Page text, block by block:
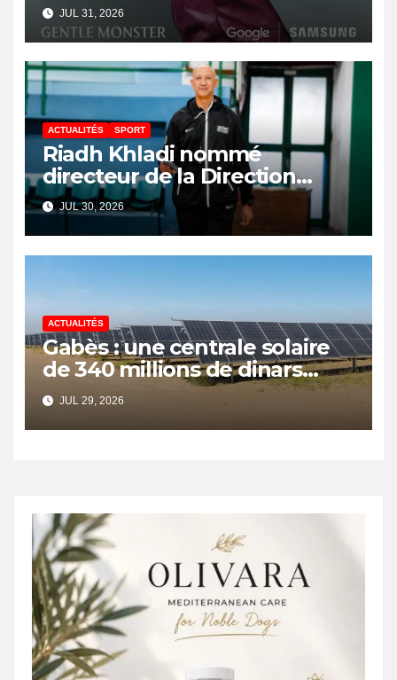
JUL 31, 2026
ACTUALITÉS SPORT
Riadh Khladi nommé
directeur de la Direction
Nationale de l’Arbitrage
JUL 30, 2026
ACTUALITÉS
Gabès : une centrale solaire
de 340 millions de dinars
pour renforcer la transition
énergétique et créer 400
emplois
JUL 29, 2026